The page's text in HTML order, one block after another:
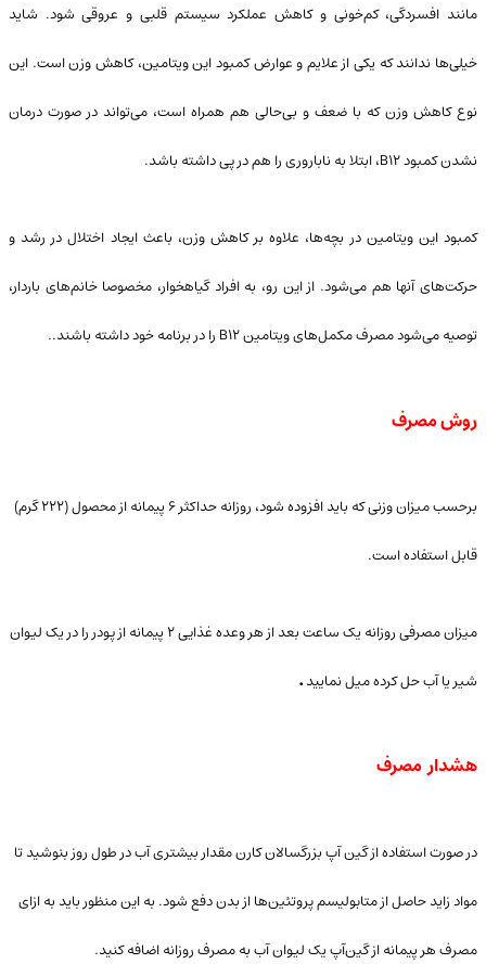
مانند افسردگی، کم‌خونی و کاهش عملکرد سیستم قلبی و عروقی شود. شاید
خیلی‌ها ندانند که یکی از علایم و عوارض کمبود این ویتامین، کاهش وزن است. این
نوع کاهش وزن که با ضعف و بی‌حالی هم همراه است، می‌تواند در صورت درمان
نشدن کمبود B۱۲، ابتلا به ناباروری را هم در پی داشته باشد.
کمبود این ویتامین در بچه‌ها، علاوه بر کاهش وزن، باعث ایجاد اختلال در رشد و
حرکت‌های آنها هم می‌شود. از این رو، به افراد گیاهخوار، مخصوصا خانم‌های باردار،
توصیه می‌شود مصرف مکمل‌های ویتامین B۱۲ را در برنامه خود داشته باشند..
روش مصرف
برحسب میزان وزنی که باید افزوده شود، روزانه حداکثر ۶ پیمانه از محصول (۲۲۲ گرم)
قابل استفاده است.
میزان مصرفی روزانه یک ساعت بعد از هر وعده غذایی ۲ پیمانه از پودر را در یک لیوان
شیر یا آب حل کرده میل نمایید.
هشدار مصرف
در صورت استفاده از گین آپ بزرگسالان کارن مقدار بیشتری آب در طول روز بنوشید تا
مواد زاید حاصل از متابولیسم پروتئین‌ها از بدن دفع شود. به این منظور باید به ازای
مصرف هر پیمانه از گین‌آپ یک لیوان آب به مصرف روزانه اضافه کنید.